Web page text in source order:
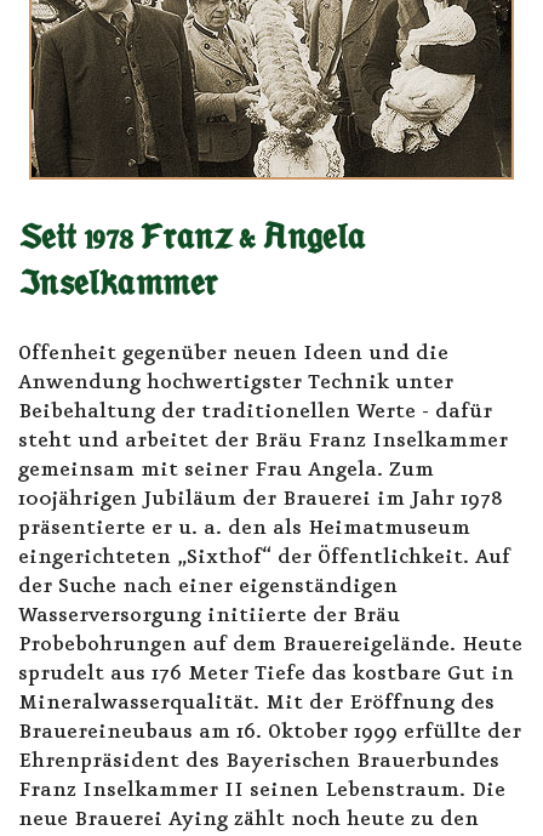
Seit 1978 Franz & Angela
Inselkammer
Offenheit gegenüber neuen Ideen und die
Anwendung hochwertigster Technik unter
Beibehaltung der traditionellen Werte - dafür
steht und arbeitet der Bräu Franz Inselkammer
gemeinsam mit seiner Frau Angela. Zum
100jährigen Jubiläum der Brauerei im Jahr 1978
präsentierte er u. a. den als Heimatmuseum
eingerichteten „Sixthof“ der Öffentlichkeit. Auf
der Suche nach einer eigenständigen
Wasserversorgung initiierte der Bräu
Probebohrungen auf dem Brauereigelände. Heute
sprudelt aus 176 Meter Tiefe das kostbare Gut in
Mineralwasserqualität. Mit der Eröffnung des
Brauereineubaus am 16. Oktober 1999 erfüllte der
Ehrenpräsident des Bayerischen Brauerbundes
Franz Inselkammer II seinen Lebenstraum. Die
neue Brauerei Aying zählt noch heute zu den